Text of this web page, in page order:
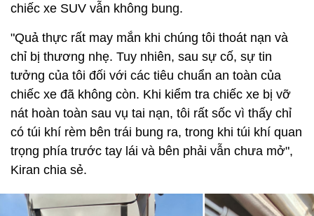
chiếc xe SUV vẫn không bung.
"Quả thực rất may mắn khi chúng tôi thoát nạn và
chỉ bị thương nhẹ. Tuy nhiên, sau sự cố, sự tin
tưởng của tôi đối với các tiêu chuẩn an toàn của
chiếc xe đã không còn. Khi kiểm tra chiếc xe bị vỡ
nát hoàn toàn sau vụ tai nạn, tôi rất sốc vì thấy chỉ
có túi khí rèm bên trái bung ra, trong khi túi khí quan
trọng phía trước tay lái và bên phải vẫn chưa mở",
Kiran chia sẻ.